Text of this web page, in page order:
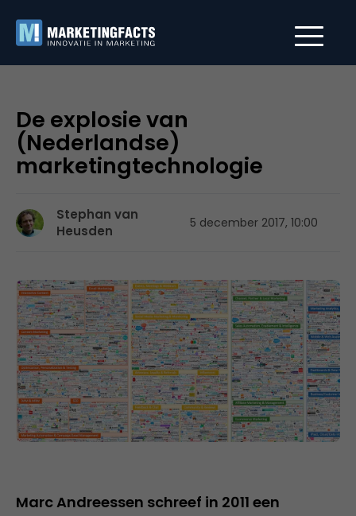
De explosie van
(Nederlandse)
marketingtechnologie
Stephan van
Heusden
5 december 2017, 10:00
Marc Andreessen schreef in 2011 een